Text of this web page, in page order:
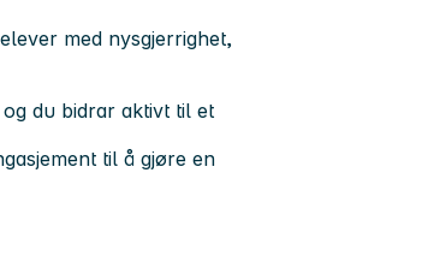
med nysgjerrighet,
du bidrar aktivt til et
til å gjøre en